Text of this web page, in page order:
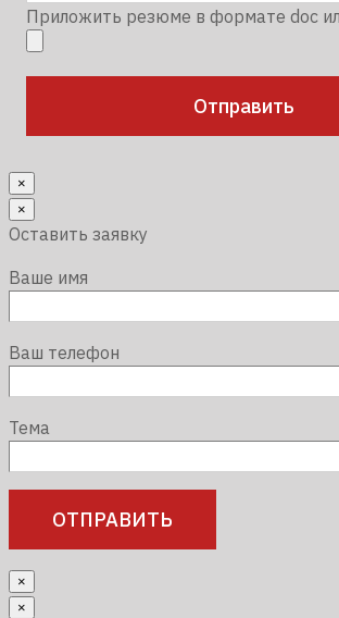
Приложить резюме в формате doc
×
×
Оставить заявку
Ваше имя
Ваш телефон
Тема
×
×